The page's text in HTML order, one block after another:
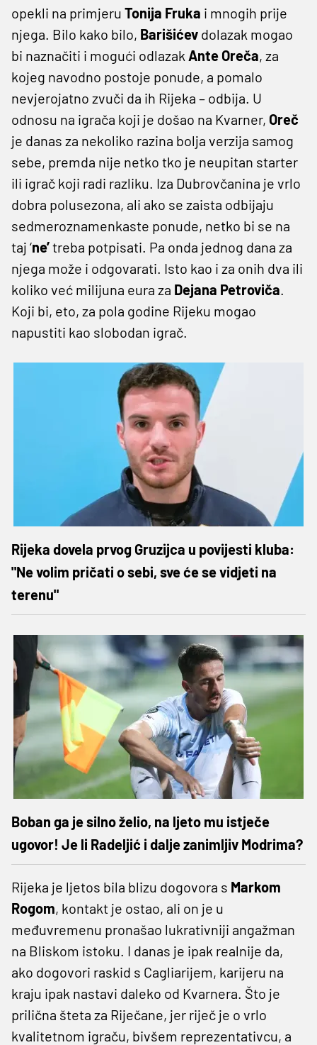
opekli na primjeru Tonija Fruka i mnogih prije
njega. Bilo kako bilo, Barišićev dolazak mogao
bi naznačiti i mogući odlazak Ante Oreča, za
kojeg navodno postoje ponude, a pomalo
nevjerojatno zvuči da ih Rijeka – odbija. U
odnosu na igrača koji je došao na Kvarner, Oreč
je danas za nekoliko razina bolja verzija samog
sebe, premda nije netko tko je neupitan starter
ili igrač koji radi razliku. Iza Dubrovčanina je vrlo
dobra polusezona, ali ako se zaista odbijaju
sedmeroznamenkaste ponude, netko bi se na
taj ‘ne’treba potpisati. Pa onda jednog dana za
njega može i odgovarati. Isto kao i za onih dva ili
koliko već milijuna eura za Dejana Petroviča.
Koji bi, eto, za pola godine Rijeku mogao
napustiti kao slobodan igrač.
Rijeka dovela prvog Gruzijca u povijesti kluba:
"Ne volim pričati o sebi, sve će se vidjeti na
terenu"
Boban ga je silno želio, na ljeto mu istječe
ugovor! Je li Radeljić i dalje zanimljiv Modrima?
Rijeka je ljetos bila blizu dogovora s Markom
Rogom, kontakt je ostao, ali on je u
međuvremenu pronašao lukrativniji angažman
na Bliskom istoku. I danas je ipak realnije da,
ako dogovori raskid s Cagliarijem, karijeru na
kraju ipak nastavi daleko od Kvarnera. Što je
prilična šteta za Riječane, jer riječ je o vrlo
kvalitetnom igraču, bivšem reprezentativcu, a